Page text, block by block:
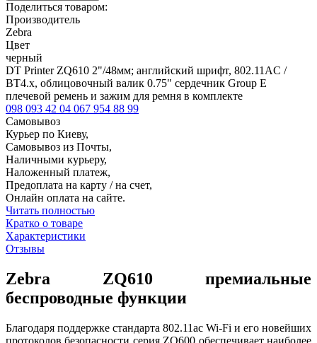
Поделиться товаром:
Производитель
Zebra
Цвет
черный
DT Printer ZQ610 2"/48мм; английский шрифт, 802.11AC /
BT4.x, облицовочный валик 0.75" сердечник Group E
плечевой ремень и зажим для ремня в комплекте
098 093 42 04 067 954 88 99
Самовывоз
Курьер по Киеву,
Самовывоз из Почты,
Наличными курьеру,
Наложенный платеж,
Предоплата на карту / на счет,
Онлайн оплата на сайте.
Читать полностью
Кратко о товаре
Характеристики
Отзывы
Zebra ZQ610 премиальные
беспроводные функции
Благодаря поддержке стандарта 802.11ac Wi-Fi и его новейших
протоколов безопасности серия ZQ600 обеспечивает наиболее